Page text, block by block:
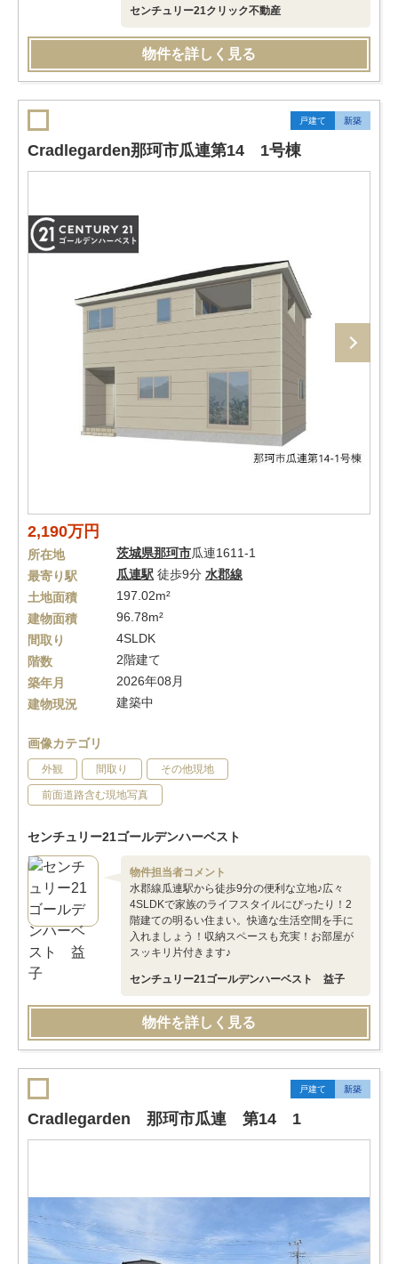
センチュリー21クリック不動産
物件を詳しく見る
戸建て 新築
Cradlegarden那珂市瓜連第14 1号棟
2,190万円
所在地 茨城県那珂市瓜連1611-1
最寄り駅
瓜連駅 徒歩9分 水郡線
土地面積
197.02m²
建物面積
96.78m²
間取り
4SLDK
階数
2階建て
築年月
2026年08月
建物現況
建築中
画像カテゴリ
外観 間取り その他現地
前面道路含む現地写真
センチュリー21ゴールデンハーベスト
物件担当者コメント
水郡線瓜連駅から徒歩9分の便利な立地♪広々
4SLDKで家族のライフスタイルにぴったり！2
階建ての明るい住まい。快適な生活空間を手に
入れましょう！収納スペースも充実！お部屋が
スッキリ片付きます♪
センチュリー21ゴールデンハーベスト 益子
物件を詳しく見る
戸建て 新築
Cradlegarden 那珂市瓜連 第14 1